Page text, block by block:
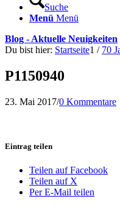
Suche
Menü Menü
Blog - Aktuelle Neuigkeiten
Du bist hier: Startseite1 / 70
P1150940
23. Mai 2017/0 Kommentare
Eintrag teilen
Teilen auf Facebook
Teilen auf X
Per E-Mail teilen